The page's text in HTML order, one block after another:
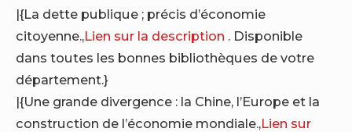
|{La dette publique ; précis d’économie
citoyenne.,Lien sur la description . Disponible
dans toutes les bonnes bibliothèques de votre
département.}
|{Une grande divergence : la Chine, l’Europe et la
construction de l’économie mondiale.,Lien sur